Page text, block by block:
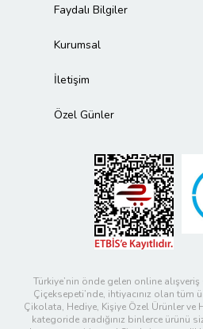
Faydalı Bilgiler
Kurumsal
İletişim
Özel Günler
Türkiye’nin önde gelen online
Çiçeksepeti’nde, ihtiyacınız olan
Çikolata, Hediye, Kişiye Özel Ürünler ve
kategoride aradığınız binlerce ürünü